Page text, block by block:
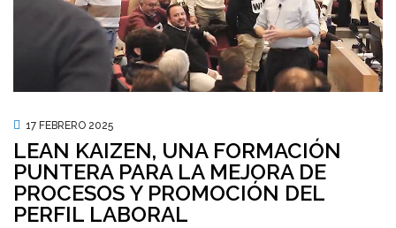
17 FEBRERO 2025
LEAN KAIZEN, UNA FORMACIÓN
PUNTERA PARA LA MEJORA DE
PROCESOS Y PROMOCIÓN DEL
PERFIL LABORAL